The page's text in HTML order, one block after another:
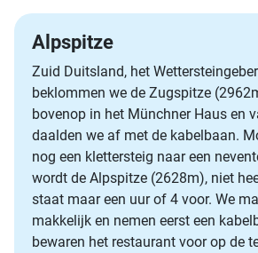
Alpspitze
Zuid Duitsland, het
beklommen we de Zugspitze
bovenop in het Münchner Haus en
daalden we af met de kabelbaan.
nog een klettersteig naar een
wordt de Alpspitze (2628m), niet
staat maar een uur of 4 voor. We
makkelijk en nemen eerst een
bewaren het restaurant voor op de